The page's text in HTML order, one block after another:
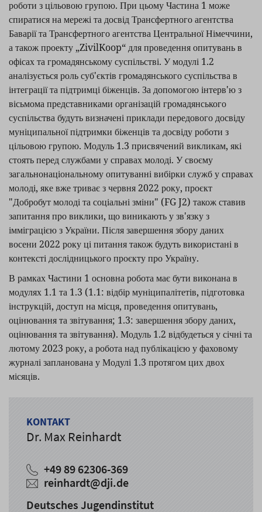
роботи з цільовою групою. При цьому Частина 1 може
спиратися на мережі та досвід Трансфертного агентства
Баварії та Трансфертного агентства Центральної Німеччини,
а також проекту „ZivilKoop“ для проведення опитувань в
офісах та громадянському суспільстві. У модулі 1.2
аналізується роль суб'єктів громадянського суспільства в
інтеграції та підтримці біженців. За допомогою інтерв'ю з
вісьмома представниками організацій громадянського
суспільства будуть визначені приклади передового досвіду
муніципальної підтримки біженців та досвіду роботи з
цільовою групою. Модуль 1.3 присвячений викликам, які
стоять перед службами у справах молоді. У своєму
загальнонаціональному опитуванні вибірки служб у справах
молоді, яке вже триває з червня 2022 року, проєкт
"Добробут молоді та соціальні зміни" (FG J2) також ставив
запитання про виклики, що виникають у зв'язку з
імміграцією з України. Після завершення збору даних
восени 2022 року ці питання також будуть використані в
контексті дослідницького проєкту про Україну.
В рамках Частини 1 основна робота має бути виконана в
модулях 1.1 та 1.3 (1.1: відбір муніципалітетів, підготовка
інструкцій, доступ на місця, проведення опитувань,
оцінювання та звітування; 1.3: завершення збору даних,
оцінювання та звітування). Модуль 1.2 відбудеться у січні та
лютому 2023 року, а робота над публікацією у фаховому
журналі запланована у Модулі 1.3 протягом цих двох
місяців.
KONTAKT
Dr. Max Reinhardt
+49 89 62306-369
reinhardt@dji.de
Deutsches Jugendinstitut